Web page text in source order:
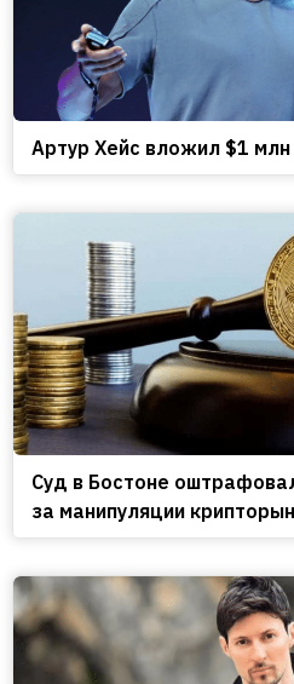
Артур Хейс вложил $1 млн
Cуд в Бостоне
за манипуляции